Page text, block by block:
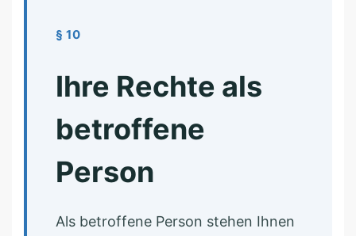
§ 10
Ihre Rechte als
betroffene
Person
Als betroffene Person stehen Ihnen